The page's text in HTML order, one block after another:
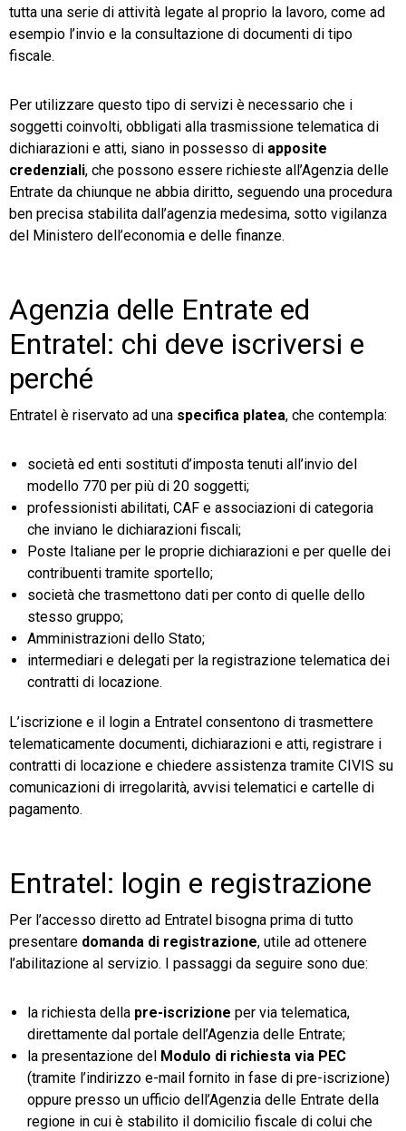
TeamSystem Corporate
tutta una serie di attività legate al proprio la lavoro, come ad
esempio l’invio e la consultazione di documenti di tipo
fiscale.
Per utilizzare questo tipo di servizi è necessario che i
soggetti coinvolti, obbligati alla trasmissione telematica di
dichiarazioni e atti, siano in possesso di apposite
credenziali, che possono essere richieste all’Agenzia delle
Entrate da chiunque ne abbia diritto, seguendo una procedura
ben precisa stabilita dall’agenzia medesima, sotto vigilanza
del Ministero dell’economia e delle finanze.
Agenzia delle Entrate ed
Entratel: chi deve iscriversi e
perché
Entratel è riservato ad una specifica platea, che contempla:
società ed enti sostituti d’imposta tenuti all’invio del
modello 770 per più di 20 soggetti;
professionisti abilitati, CAF e associazioni di categoria
che inviano le dichiarazioni fiscali;
Poste Italiane per le proprie dichiarazioni e per quelle dei
contribuenti tramite sportello;
società che trasmettono dati per conto di quelle dello
stesso gruppo;
Amministrazioni dello Stato;
intermediari e delegati per la registrazione telematica dei
contratti di locazione.
L’iscrizione e il login a Entratel consentono di trasmettere
telematicamente documenti, dichiarazioni e atti, registrare i
contratti di locazione e chiedere assistenza tramite CIVIS su
comunicazioni di irregolarità, avvisi telematici e cartelle di
pagamento.
Entratel: login e registrazione
Per l’accesso diretto ad Entratel bisogna prima di tutto
presentare domanda di registrazione, utile ad ottenere
l’abilitazione al servizio. I passaggi da seguire sono due:
la richiesta della pre-iscrizione per via telematica,
direttamente dal portale dell’Agenzia delle Entrate;
la presentazione del Modulo di richiesta via PEC
(tramite l’indirizzo e-mail fornito in fase di pre-iscrizione)
oppure presso un ufficio dell’Agenzia delle Entrate della
regione in cui è stabilito il domicilio fiscale di colui che